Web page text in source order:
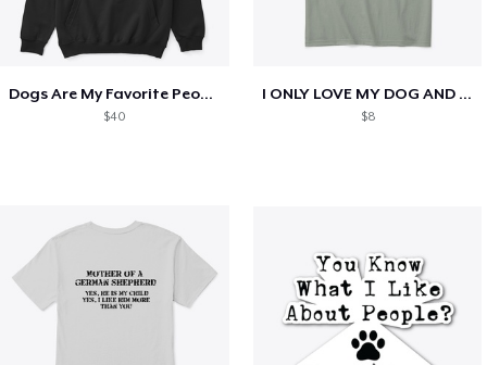
Dogs Are My Favorite People Funny Gift
$40
I ONLY LOVE MY DOG AND MY MAMA I'M SORRY
$8